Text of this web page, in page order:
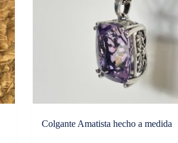
Colgante Amatista hecho a medida